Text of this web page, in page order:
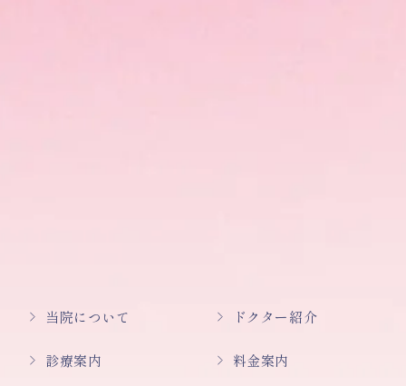
当院について ドクター紹介
診療案内 料金案内